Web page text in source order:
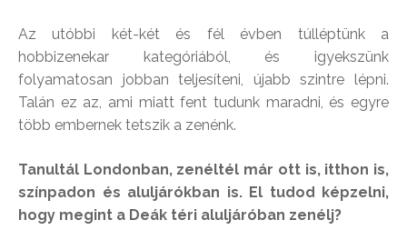
Az utóbbi két-két és fél évben túlléptünk a
hobbizenekar kategóriából, és igyekszünk
folyamatosan jobban teljesíteni, újabb szintre lépni.
Talán ez az, ami miatt fent tudunk maradni, és egyre
több embernek tetszik a zenénk.
Tanultál Londonban, zenéltél már ott is, itthon is,
színpadon és aluljárókban is. El tudod képzelni,
hogy megint a Deák téri aluljáróban zenélj?